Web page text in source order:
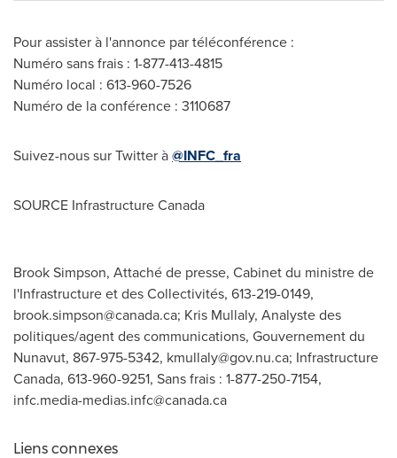
Pour assister à l'annonce par téléconférence :
Numéro sans frais : 1-877-413-4815
Numéro local : 613-960-7526
Numéro de la conférence : 3110687
Suivez-nous sur Twitter à@INFC_fra
SOURCE Infrastructure Canada
Brook Simpson, Attaché de presse, Cabinet du ministre de
l'Infrastructure et des Collectivités, 613-219-0149,
brook.simpson@canada.ca; Kris Mullaly, Analyste des
politiques/agent des communications, Gouvernement du
Nunavut, 867-975-5342, kmullaly@gov.nu.ca; Infrastructure
Canada, 613-960-9251, Sans frais : 1-877-250-7154,
infc.media-medias.infc@canada.ca
Liens connexes